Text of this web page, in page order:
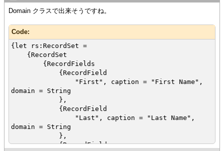
Domain クラスで出来そうですね。
Code:
{let rs:RecordSet =
{RecordSet
{RecordFields
{RecordField
"First", caption = "First Name",
domain = String
},
{RecordField
"Last", caption = "Last Name",
domain = String
},
{RecordField